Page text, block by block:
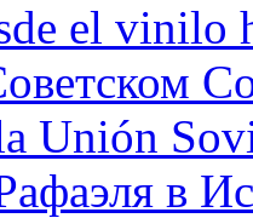
el vinilo
Unión
в